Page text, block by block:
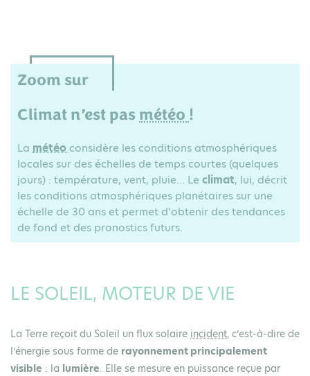
Zoom sur
Climat n’est pas météo !
La météo considère les conditions atmosphériques
locales sur des échelles de temps courtes (quelques
jours) : température, vent, pluie… Le climat, lui, décrit
les conditions atmosphériques planétaires sur une
échelle de 30 ans et permet d’obtenir des tendances
de fond et des pronostics futurs.
LE SOLEIL, MOTEUR DE VIE
La Terre reçoit du Soleil un flux solaire incident, c’est-à-dire de
l’énergie sous forme de rayonnement principalement
visible : la lumière. Elle se mesure en puissance reçue par